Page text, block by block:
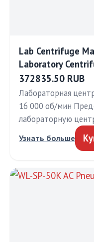
Lab Centrifuge
Laboratory
372835.50 RUB
Лабораторная
16 000 об/мин
лабораторную
Узнать больше